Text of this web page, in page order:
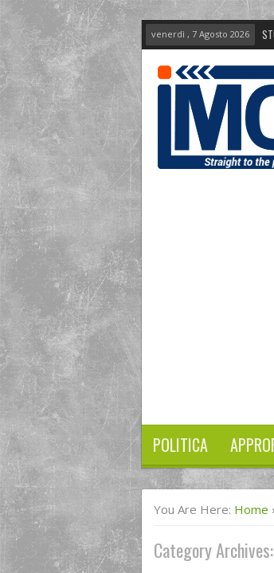
venerdì , 7 Agosto 2026
POLITICA
You Are Here: Home
Category Archives: